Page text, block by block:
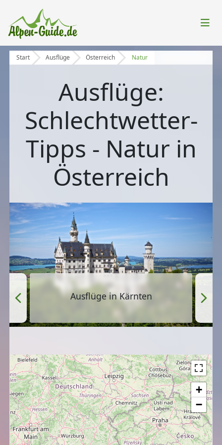
Start Ausflüge Österreich Natur
Ausflüge:
Schlechtwetter-
Tipps - Natur in
Österreich
Ausflüge in Kärnten
+
−